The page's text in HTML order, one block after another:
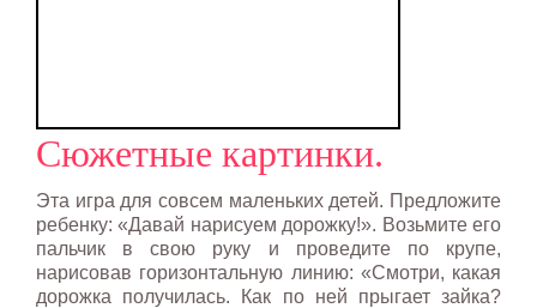
Сюжетные картинки.
Эта игра для совсем маленьких детей. Предложите
ребенку: «Давай нарисуем дорожку!». Возьмите его
пальчик в свою руку и проведите по крупе,
нарисовав горизонтальную линию: «Смотри, какая
дорожка получилась. Как по ней прыгает зайка?